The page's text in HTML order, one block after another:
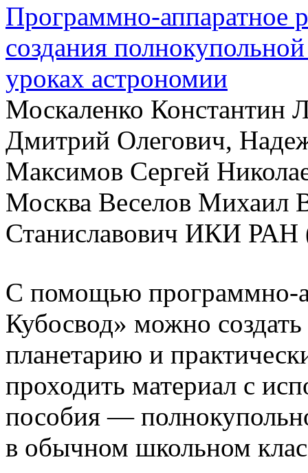
Программно-аппаратное
создания
уроках астрономии
Москаленко Константин
Дмитрий Олегович,
Максимов Сергей
Москва Веселов Михаил
Станиславович ИКИ РАН
С помощью программно-
Кубосвод» можно
планетарию и
проходить материал с
пособия —
в обычном школьном